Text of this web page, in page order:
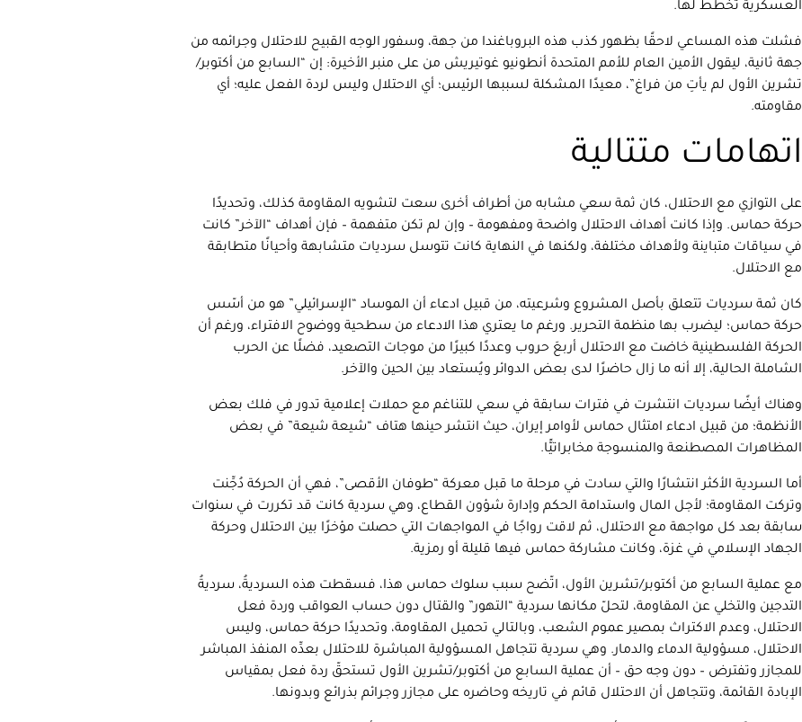
العسكرية تخطط لها.
فشلت هذه المساعي لاحقًا بظهور كذب هذه البروباغندا من جهة، وسفور الوجه القبيح للاحتلال وجرائمه من
جهة ثانية، ليقول الأمين العام للأمم المتحدة أنطونيو غوتيريش من على منبر الأخيرة: إن “السابع من أكتوبر/
تشرين الأول لم يأتِ من فراغ”، معيدًا المشكلة لسببها الرئيس؛ أي الاحتلال وليس لردة الفعل عليه؛ أي
مقاومته.
اتهامات متتالية
على التوازي مع الاحتلال، كان ثمة سعي مشابه من أطراف أخرى سعت لتشويه المقاومة كذلك، وتحديدًا
حركة حماس. وإذا كانت أهداف الاحتلال واضحة ومفهومة – وإن لم تكن متفهمة – فإن أهداف “الآخر” كانت
في سياقات متباينة ولأهداف مختلفة، ولكنها في النهاية كانت تتوسل سرديات متشابهة وأحيانًا متطابقة
مع الاحتلال.
كان ثمة سرديات تتعلق بأصل المشروع وشرعيته، من قبيل ادعاء أن الموساد “الإسرائيلي” هو من أسّس
حركة حماس؛ ليضرب بها منظمة التحرير. ورغم ما يعتري هذا الادعاء من سطحية ووضوح الافتراء، ورغم أن
الحركة الفلسطينية خاضت مع الاحتلال أربعَ حروب وعددًا كبيرًا من موجات التصعيد، فضلًا عن الحرب
الشاملة الحالية، إلا أنه ما زال حاضرًا لدى بعض الدوائر ويُستعاد بين الحين والآخر.
وهناك أيضًا سرديات انتشرت في فترات سابقة في سعي للتناغم مع حملات إعلامية تدور في فلك بعض
الأنظمة؛ من قبيل ادعاء امتثال حماس لأوامر إيران، حيث انتشر حينها هتاف “شيعة شيعة” في بعض
المظاهرات المصطنعة والمنسوجة مخابراتيًّا.
أما السردية الأكثر انتشارًا والتي سادت في مرحلة ما قبل معركة “طوفان الأقصى”، فهي أن الحركة دُجِّنت
وتركت المقاومة؛ لأجل المال واستدامة الحكم وإدارة شؤون القطاع، وهي سردية كانت قد تكررت في سنوات
سابقة بعد كل مواجهة مع الاحتلال، ثم لاقت رواجًا في المواجهات التي حصلت مؤخرًا بين الاحتلال وحركة
الجهاد الإسلامي في غزة، وكانت مشاركة حماس فيها قليلة أو رمزية.
مع عملية السابع من أكتوبر/تشرين الأول، اتّضح سبب سلوك حماس هذا، فسقطت هذه السرديةُ، سرديةُ
التدجين والتخلي عن المقاومة، لتحلّ مكانها سردية “التهور” والقتال دون حساب العواقب وردة فعل
الاحتلال، وعدم الاكتراث بمصير عموم الشعب، وبالتالي تحميل المقاومة، وتحديدًا حركة حماس، وليس
الاحتلال، مسؤولية الدماء والدمار. وهي سردية تتجاهل المسؤولية المباشرة للاحتلال بعدِّه المنفذ المباشر
للمجازر وتفترض – دون وجه حق – أن عملية السابع من أكتوبر/تشرين الأول تستحقّ ردة فعل بمقياس
الإبادة القائمة، وتتجاهل أن الاحتلال قائم في تاريخه وحاضره على مجازر وجرائم بذرائع وبدونها.